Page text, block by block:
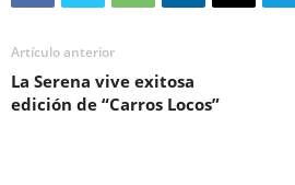
Artículo anterior
La Serena vive exitosa
edición de “Carros Locos”